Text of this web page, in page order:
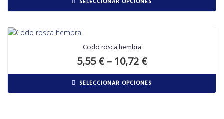
SELECCIONAR OPCIONES
Codo rosca hembra
5,55€– 10,72 €
SELECCIONAR OPCIONES